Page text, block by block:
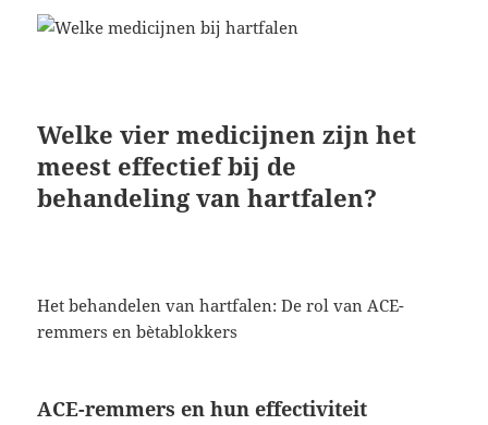
Welke vier medicijnen zijn het
meest effectief bij de
behandeling van hartfalen?
Het behandelen van hartfalen: De rol van ACE-
remmers en bètablokkers
ACE-remmers en hun effectiviteit